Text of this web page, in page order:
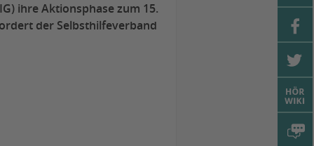
ihre Aktionsphase zum 15.
der Selbsthilfeverband